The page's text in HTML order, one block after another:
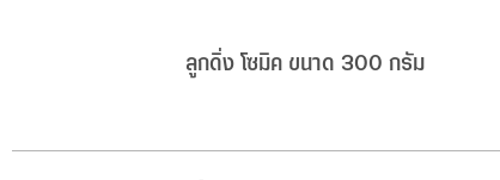
ลูกดิ่ง โซมิค ขนาด 300 กรัม